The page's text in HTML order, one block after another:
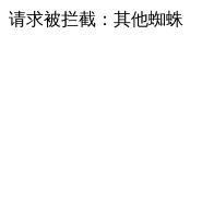
请求被拦截：其他蜘蛛